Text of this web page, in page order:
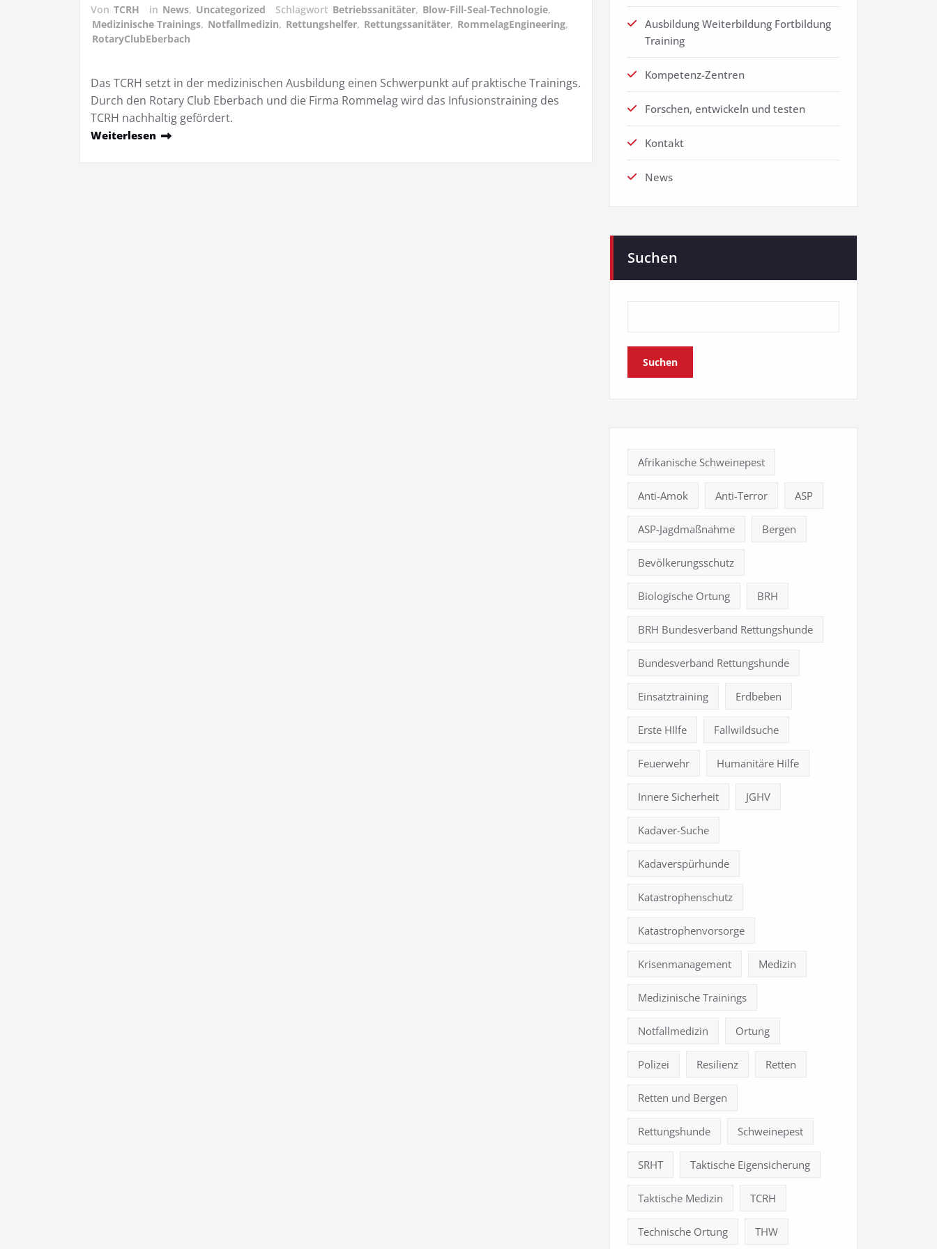
Von TCRH in News, Uncategorized Schlagwort Betriebssanitäter, Blow-Fill-Seal-Technologie,
Medizinische Trainings, Notfallmedizin, Rettungshelfer, Rettungssanitäter, RommelagEngineering,
RotaryClubEberbach
Das TCRH setzt in der medizinischen Ausbildung einen Schwerpunkt auf praktische Trainings.
Durch den Rotary Club Eberbach und die Firma Rommelag wird das Infusionstraining des
TCRH nachhaltig gefördert.
Weiterlesen
Ausbildung Weiterbildung Fortbildung
Training
Kompetenz-Zentren
Forschen, entwickeln und testen
Kontakt
News
Suchen
Suchen
Afrikanische Schweinepest
Anti-Amok Anti-Terror ASP
ASP-Jagdmaßnahme Bergen
Bevölkerungsschutz
Biologische Ortung BRH
BRH Bundesverband Rettungshunde
Bundesverband Rettungshunde
Einsatztraining Erdbeben
Erste HIlfe Fallwildsuche
Feuerwehr Humanitäre Hilfe
Innere Sicherheit JGHV
Kadaver-Suche
Kadaverspürhunde
Katastrophenschutz
Katastrophenvorsorge
Krisenmanagement Medizin
Medizinische Trainings
Notfallmedizin Ortung
Polizei Resilienz Retten
Retten und Bergen
Rettungshunde Schweinepest
SRHT Taktische Eigensicherung
Taktische Medizin TCRH
Technische Ortung THW